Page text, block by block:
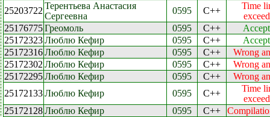
25203722 Терентьева Анастасия
Сергеевна
0595 C++
Time
25176775Греомоль 0595 C++
25172323Люблю Кефир 0595 C++
25172316Люблю Кефир 0595 C++
Wrong
25172302 Люблю Кефир 0595 C++
Wrong
25172295Люблю Кефир 0595 C++
Wrong
25172133Люблю Кефир 0595 C++
Time
25172128Люблю Кефир 0595 C++